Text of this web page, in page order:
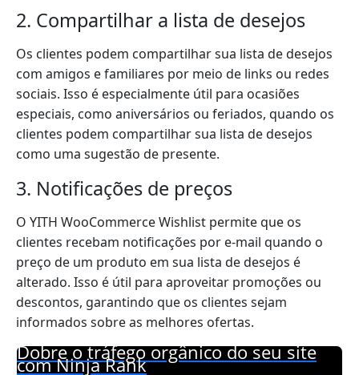
2. Compartilhar a lista de desejos
Os clientes podem compartilhar sua lista de desejos
com amigos e familiares por meio de links ou redes
sociais. Isso é especialmente útil para ocasiões
especiais, como aniversários ou feriados, quando os
clientes podem compartilhar sua lista de desejos
como uma sugestão de presente.
3. Notificações de preços
O YITH WooCommerce Wishlist permite que os
clientes recebam notificações por e-mail quando o
preço de um produto em sua lista de desejos é
alterado. Isso é útil para aproveitar promoções ou
descontos, garantindo que os clientes sejam
informados sobre as melhores ofertas.
Dobre o tráfego orgânico do seu site
com Ninja Rank